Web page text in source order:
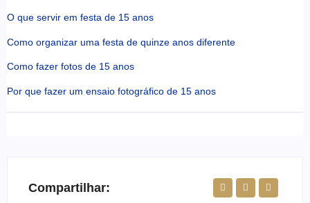
O que servir em festa de 15 anos
Como organizar uma festa de quinze anos diferente
Como fazer fotos de 15 anos
Por que fazer um ensaio fotográfico de 15 anos
Compartilhar: